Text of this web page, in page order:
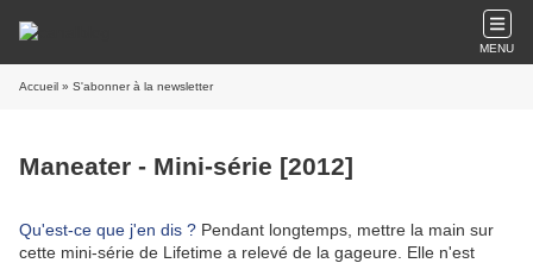
MENU
Accueil » S'abonner à la newsletter
Maneater - Mini-série [2012]
Qu'est-ce que j'en dis ? Pendant longtemps, mettre la main sur
cette mini-série de Lifetime a relevé de la gageure. Elle n'est